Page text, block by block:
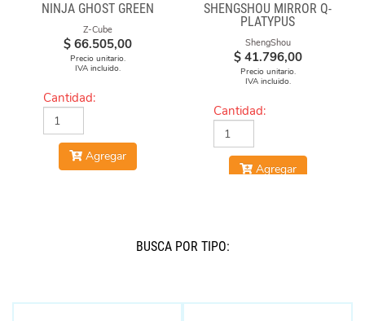
NINJA GHOST GREEN
Z-Cube
$ 66.505,00
Precio unitario.
IVA incluido.
Cantidad:
Agregar
SHENGSHOU MIRROR Q-
PLATYPUS
ShengShou
$ 41.796,00
Precio unitario.
IVA incluido.
Cantidad:
Agregar
BUSCÁ POR TIPO: